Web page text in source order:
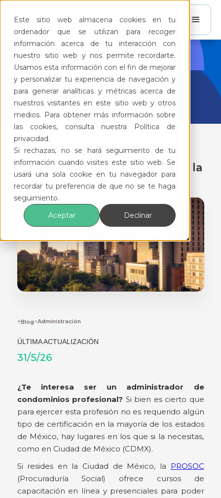
Este sitio web almacena cookies en tu
ordenador que se utilizan para recoger
información acerca de tu interacción con
nuestro sitio web y nos permite recordarte.
Usamos esta información con el fin de mejorar
y personalizar tu experiencia de navegación y
para generar analíticas y métricas acerca de
nuestros visitantes en este sitio web y otros
medios. Para obtener más información sobre
las cookies, consulta nuestra Política de
privacidad.
Si rechazas, no se hará seguimiento de tu
información cuando visites este sitio web. Se
usará una sola cookie en tu navegador para
recordar tu preferencia de que no se te haga
seguimiento.
Aceptar
Declinar
BlogFeliz
Cursos PROSOC 2025:
Calendario de certificación en la
CDMX
>Blog>Administración
ÚLTIMA ACTUALIZACIÓN
31/5/26
¿Te interesa ser un administrador de
condominios profesional? Si bien es cierto que
para ejercer esta profesión no es requerido algún
tipo de certificación en la mayoría de los estados
de México, hay lugares en los que si la necesitas,
como en Ciudad de México (CDMX).
Si resides en la Ciudad de México, la PROSOC
(Procuraduría Social) ofrece cursos de
capacitación en línea y presenciales para poder